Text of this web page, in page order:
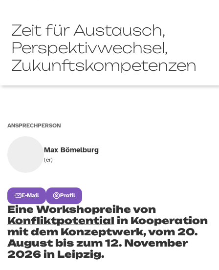
Zeit für Austausch,
Perspektivwechsel,
Zukunftskompetenzen
ANSPRECHPERSON
Max Bömelburg
(er)
E-Mail Profil
Eine Workshopreihe von
Konfliktpotential in Kooperation
mit dem Konzeptwerk, vom 20.
August bis zum 12. November
2026 in Leipzig.